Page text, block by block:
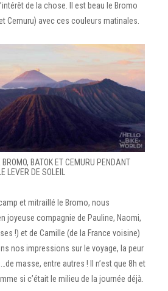
de la chose. Il est beau le Bromo
Cemuru) avec ces couleurs matinales.
BATOK ET CEMURU PENDANT
LEVER DE SOLEIL
et mitraillé le Bromo, nous
joyeuse compagnie de Pauline, Naomi,
!) et de Camille (de la France voisine)
nos impressions sur le voyage, la peur
masse, entre autres ! Il n’est que 8h et
si c’était le milieu de la journée déjà.